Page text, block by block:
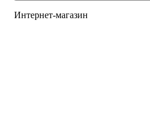
Интернет-магазин